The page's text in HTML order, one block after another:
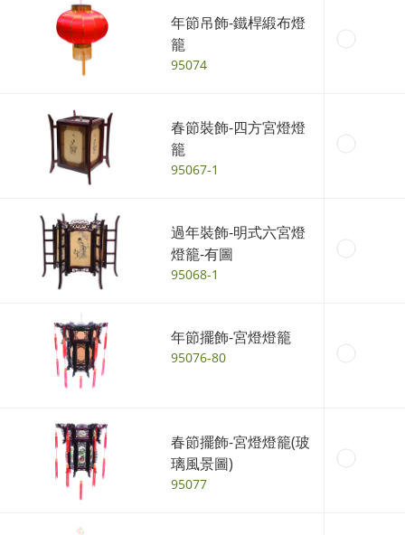
年節吊飾-鐵桿緞布燈
籠
95074
春節裝飾-四方宮燈燈
籠
95067-1
過年裝飾-明式六宮燈
燈籠-有圖
95068-1
年節擺飾-宮燈燈籠
95076-80
春節擺飾-宮燈燈籠(玻
璃風景圖)
95077